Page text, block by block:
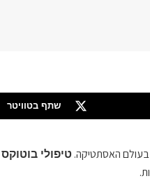
שתף בטוויטר
בעולם האסתטיקה. טיפולי בוטוקס